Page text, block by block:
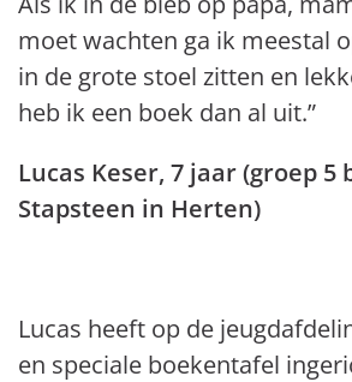
moet wachten ga ik meestal
in de grote stoel zitten en
heb ik een boek dan al uit.”
Lucas Keser, 7 jaar (groep 5
Stapsteen in Herten)
Lucas heeft op de
en speciale boekentafel